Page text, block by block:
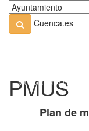
Cuenca.es
PMUS
Plan de